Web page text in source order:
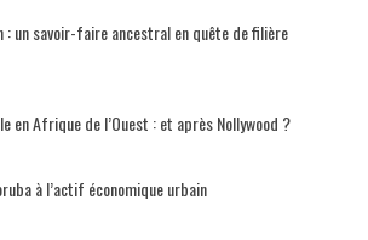
: un savoir-faire ancestral en quête de filière
en Afrique de l’Ouest : et après Nollywood ?
à l’actif économique urbain